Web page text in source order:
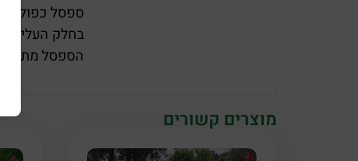
ספסל כפול
בחלק העליון
הספסל מתאים
מוצרים קשורים